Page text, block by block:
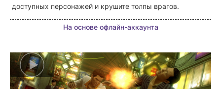
доступных персонажей и крушите толпы врагов.
На основе офлайн-аккаунта